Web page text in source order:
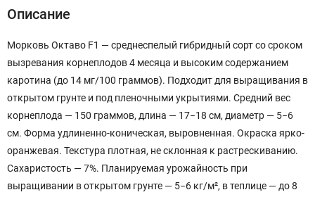
Описание
Морковь Октаво F1 — среднеспелый гибридный сорт со сроком
вызревания корнеплодов 4 месяца и высоким содержанием
каротина (до 14 мг/100 граммов). Подходит для выращивания в
открытом грунте и под пленочными укрытиями. Средний вес
корнеплода — 150 граммов, длина — 17−18 см, диаметр — 5−6
см. Форма удлиненно-коническая, выровненная. Окраска ярко-
оранжевая. Текстура плотная, не склонная к растрескиванию.
Сахаристость — 7%. Планируемая урожайность при
выращивании в открытом грунте — 5−6 кг/м², в теплице — до 8